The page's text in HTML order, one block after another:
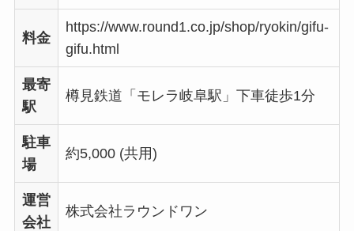
料金
https://www.round1.co.jp/shop/ryokin/gifu-
gifu.html
最寄
駅
樽見鉄道「モレラ岐阜駅」下車徒歩1分
駐車
場
約5,000 (共用)
運営
会社
株式会社ラウンドワン